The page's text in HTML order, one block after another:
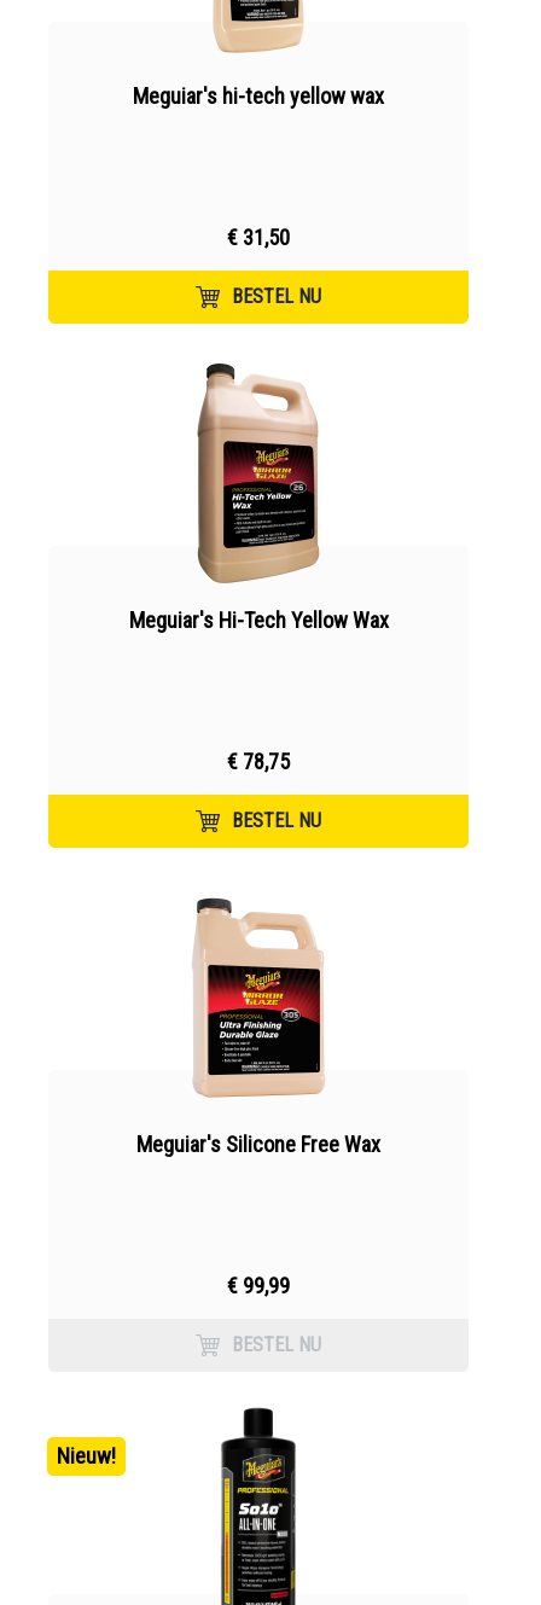
Meguiar's hi-tech yellow wax
€ 31,50
BESTEL NU
Meguiar's Hi-Tech Yellow Wax
€ 78,75
BESTEL NU
Meguiar's Silicone Free Wax
€ 99,99
BESTEL NU
Nieuw!